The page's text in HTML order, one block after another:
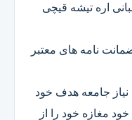
اره تیشه قیچی
نامه های معتبر
نیاز جامعه هدف خود
مغازه خود را از